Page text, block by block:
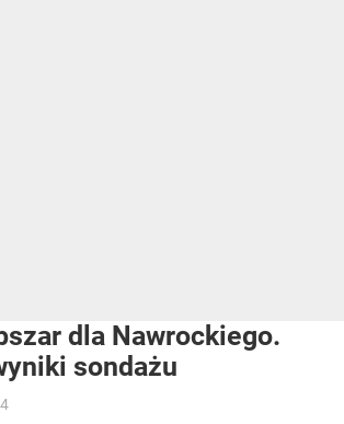
dla Nawrockiego.
sondażu